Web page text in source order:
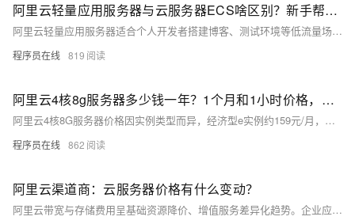
阿里云轻量应用服务器与云服务器ECS啥区别？新手帮助教程
阿里云轻量应用服务器适合个人开发者搭建博客、测试环境等低流量场景，操作简单、成本低；ECS适用于企业级高负载业务，功能强大、灵活可扩展。二者在性能、网络、镜像及运维管理上差异显著，用户应根据实际需求选择。
程序员在线 819
阿里云4核8g服务器多少钱一年？1个月和1小时价格，省钱购买方法分享
阿里云4核8G服务器价格因实例类型而异，经济型e实例约159元/月，计算型c9i约371元/月，按小时计费最低0.45元。实际购买享折扣，1年最高可省至1578元，附主流ECS实例及CPU型号参考。
程序员在线 862
阿里云渠道商：云服务器价格有什么变动？
阿里云带宽与存储费用呈基础资源降价、增值服务差异化趋势。企业应结合业务特点，通过阶梯计价、智能分层、弹性带宽等策略优化成本，借助云监控与预算预警机制，实现高效、可控的云资源管理。